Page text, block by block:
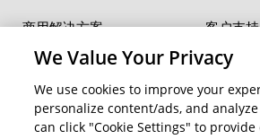
商用解决方案
FaceMe®SDK
客户支持
支持中心
软件更新
教学中心
We Value Your Privacy
We use cookies to improve your
personalize content/ads, and
can click "Cookie Settings" to